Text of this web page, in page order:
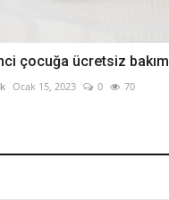
çocuğa ücretsiz bakım
Ocak 15, 2023 0 70